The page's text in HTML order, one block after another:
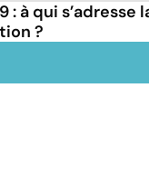
: à qui
?